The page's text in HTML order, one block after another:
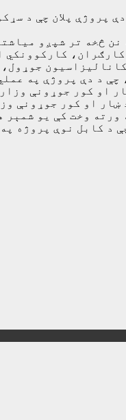
پلان چې د
څخه تر شپږو
کارکوونکي
د دې پروژې په
او کور جوړونې
او کور جوړونې
وخت کې یو
د کابل نوې پروژه